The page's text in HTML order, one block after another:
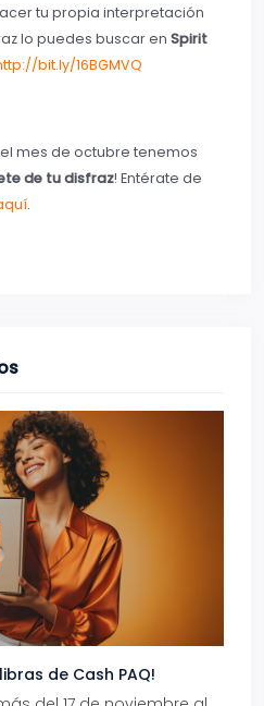
tu propia interpretación
lo puedes buscar en Spirit
bit.ly/16BGMVQ
mes de octubre tenemos
de tu disfraz! Entérate de
.
de Cash PAQ!